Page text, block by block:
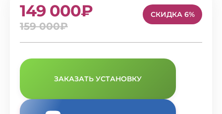
149 000₽
159 000₽
СКИДКА 6%
ЗАКАЗАТЬ УСТАНОВКУ